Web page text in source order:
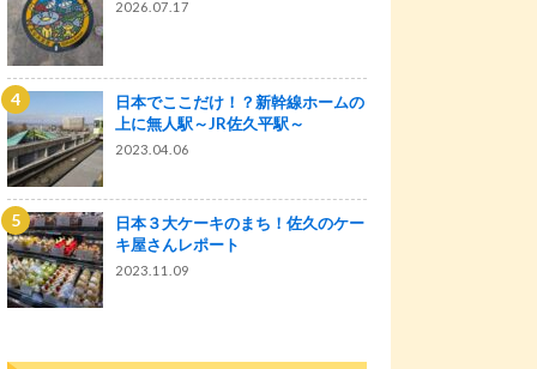
2026.07.17
日本でここだけ！？新幹線ホームの
上に無人駅～JR佐久平駅～
2023.04.06
日本３大ケーキのまち！佐久のケー
キ屋さんレポート
2023.11.09